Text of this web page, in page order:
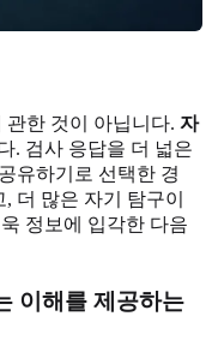
한 것이 아닙니다. 자
. 검사 응답을 더 넓은
유하기로 선택한 경
더 많은 자기 탐구이
정보에 입각한 다음
이해를 제공하는